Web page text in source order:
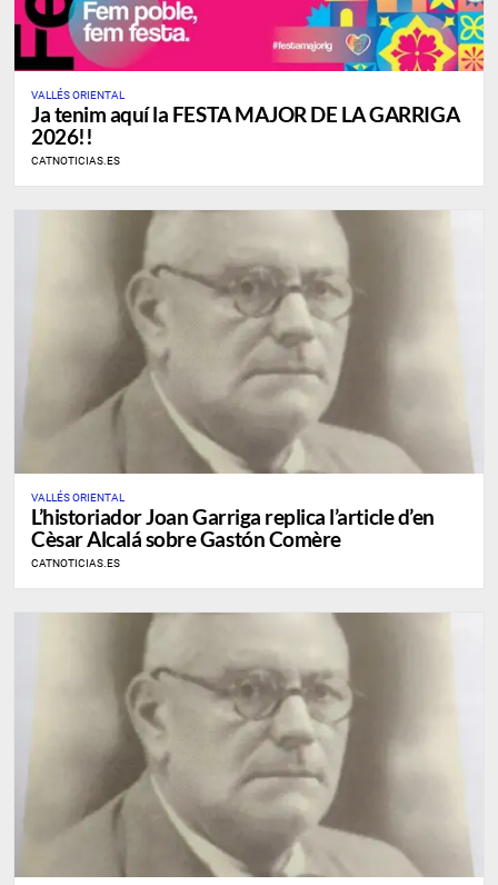
VALLÉS ORIENTAL
Ja tenim aquí la FESTA MAJOR DE LA GARRIGA
2026!!
CATNOTICIAS.ES
VALLÉS ORIENTAL
L’historiador Joan Garriga replica l’article d’en
Cèsar Alcalá sobre Gastón Comère
CATNOTICIAS.ES